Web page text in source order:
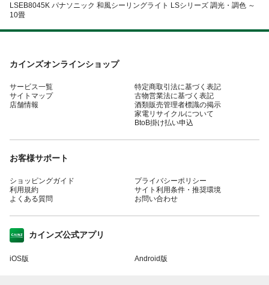
LSEB8045K パナソニック 和風シーリングライト LSシリーズ 調光・調色 ～
10畳
カインズオンラインショップ
サービス一覧
サイトマップ
店舗情報
特定商取引法に基づく表記
古物営業法に基づく表記
酒類販売管理者標識の掲示
家電リサイクルについて
BtoB掛け払い申込
お客様サポート
ショッピングガイド
利用規約
よくある質問
プライバシーポリシー
サイト利用条件・推奨環境
お問い合わせ
カインズ公式アプリ
iOS版 Android版